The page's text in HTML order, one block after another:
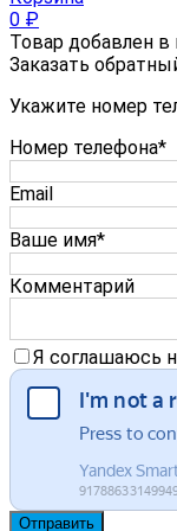
0 ₽
Товар добавлен в
Заказать
Укажите номер
Номер телефона*
Email
Ваше имя*
Комментарий
Я соглашаюсь